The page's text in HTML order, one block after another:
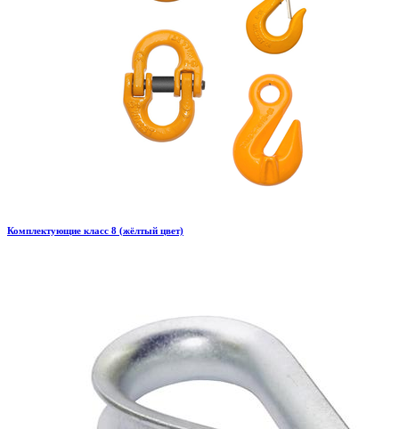
Комплектующие класс 8 (жёлтый цвет)